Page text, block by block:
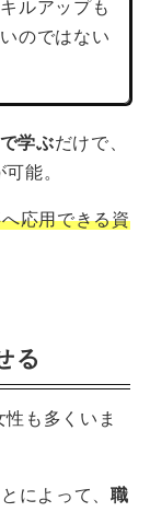
ルアップも
のではない
学ぶだけで、
能。
応用できる資
る
も多くいま
によって、 職